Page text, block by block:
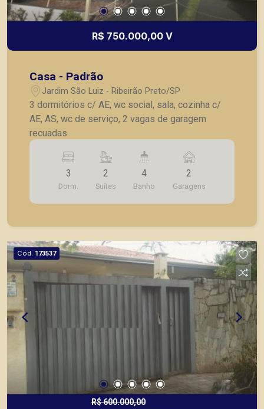
R$ 750.000,00 V
Casa - Padrão
Jardim São Luiz - Ribeirão Preto/SP
3 dormitórios c/ AE, wc social, sala, cozinha c/
AE, AS, wc de serviço, 2 vagas de garagem
recuadas.
3
Dorm.
2
Suítes
4
Banho
2
Garagens
Cód. 173537
R$ 600.000,00